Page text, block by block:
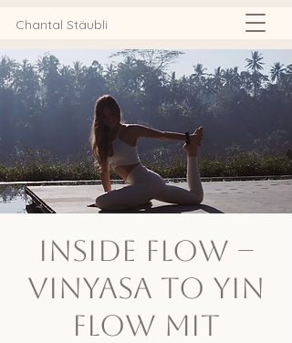
Chantal Stäubli
Inside Flow –
Vinyasa to Yin
Flow mit